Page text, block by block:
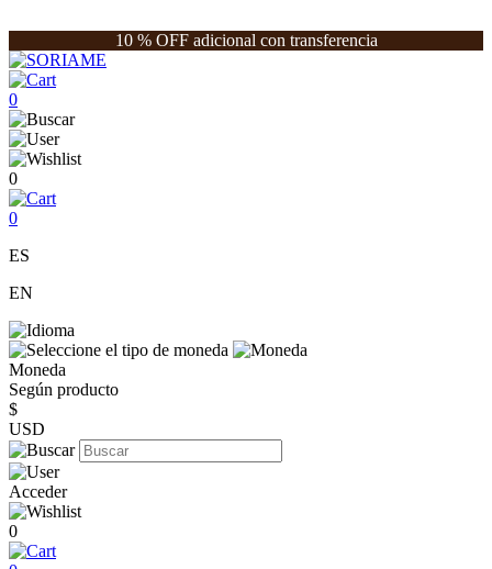
10 % OFF adicional con transferencia
0
0
0
ES
EN
Moneda
Según producto
$
USD
Acceder
0